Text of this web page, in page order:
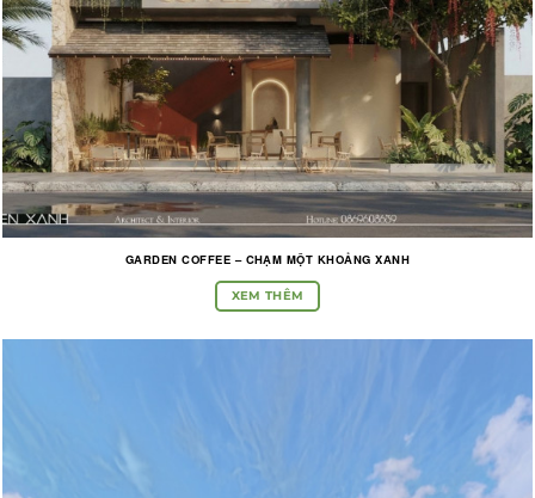
GARDEN COFFEE – CHẠM MỘT KHOẢNG XANH
XEM THÊM